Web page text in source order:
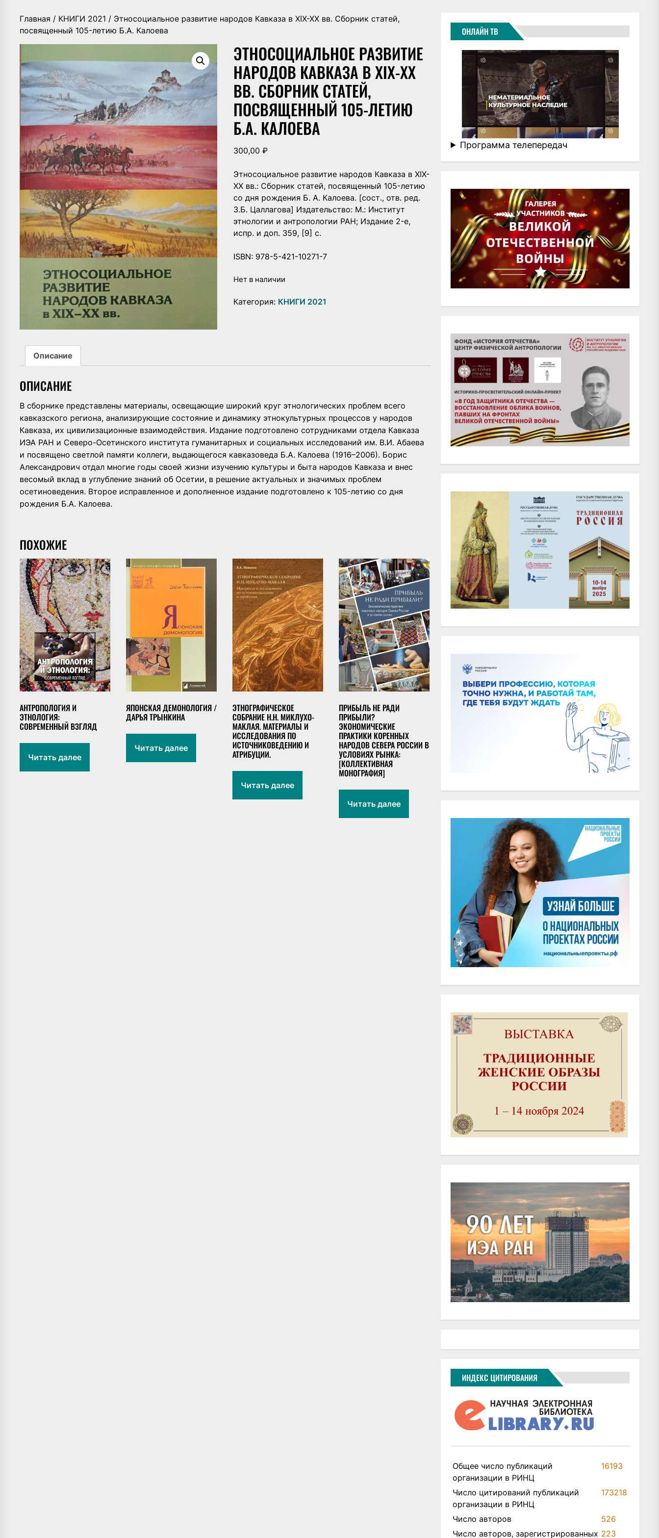
Главная / КНИГИ 2021 / Этносоциальное развитие народов Кавказа в XIX-XX вв. Сборник статей,
посвященный 105-летию Б.А. Калоева
ЭТНОСОЦИАЛЬНОЕ РАЗВИТИЕ
НАРОДОВ КАВКАЗА В XIX-XX
ВВ. СБОРНИК СТАТЕЙ,
ПОСВЯЩЕННЫЙ 105-ЛЕТИЮ
Б.А. КАЛОЕВА
300,00₽
Этносоциальное развитие народов Кавказа в XIX-
XX вв.: Сборник статей, посвященный 105-летию
со дня рождения Б. А. Калоева. [сост., отв. ред.
З.Б. Цаллагова] Издательство: М.: Институт
этнологии и антропологии РАН; Издание 2-е,
испр. и доп. 359, [9] с.
ISBN: 978-5-421-10271-7
Нет в наличии
Категория: КНИГИ 2021
Описание
ОПИСАНИЕ
В сборнике представлены материалы, освещающие широкий круг этнологических проблем всего
кавказского региона, анализирующие состояние и динамику этнокультурных процессов у народов
Кавказа, их цивилизационные взаимодействия. Издание подготовлено сотрудниками отдела Кавказа
ИЭА РАН и Северо-Осетинского института гуманитарных и социальных исследований им. В.И. Абаева
и посвящено светлой памяти коллеги, выдающегося кавказоведа Б.А. Калоева (1916–2006). Борис
Александрович отдал многие годы своей жизни изучению культуры и быта народов Кавказа и внес
весомый вклад в углубление знаний об Осетии, в решение актуальных и значимых проблем
осетиноведения. Второе исправленное и дополненное издание подготовлено к 105-летию со дня
рождения Б.А. Калоева.
ПОХОЖИЕ
АНТРОПОЛОГИЯ И
ЭТНОЛОГИЯ:
СОВРЕМЕННЫЙ ВЗГЛЯД
Читать далее
ЯПОНСКАЯ ДЕМОНОЛОГИЯ /
ДАРЬЯ ТРЫНКИНА
Читать далее
ЭТНОГРАФИЧЕСКОЕ
СОБРАНИЕ Н.Н. МИКЛУХО-
МАКЛАЯ. МАТЕРИАЛЫ И
ИССЛЕДОВАНИЯ ПО
ИСТОЧНИКОВЕДЕНИЮ И
АТРИБУЦИИ.
Читать далее
ПРИБЫЛЬ НЕ РАДИ
ПРИБЫЛИ?
ЭКОНОМИЧЕСКИЕ
ПРАКТИКИ КОРЕННЫХ
НАРОДОВ СЕВЕРА РОССИИ В
УСЛОВИЯХ РЫНКА:
[КОЛЛЕКТИВНАЯ
МОНОГРАФИЯ]
Читать далее
ОНЛАЙН ТВ
Программа телепередач
ИНДЕКС ЦИТИРОВАНИЯ
Общее число публикаций
организации в РИНЦ
16193
Число цитирований публикаций
организации в РИНЦ
173218
Число авторов
526
Число авторов, зарегистрированных 223